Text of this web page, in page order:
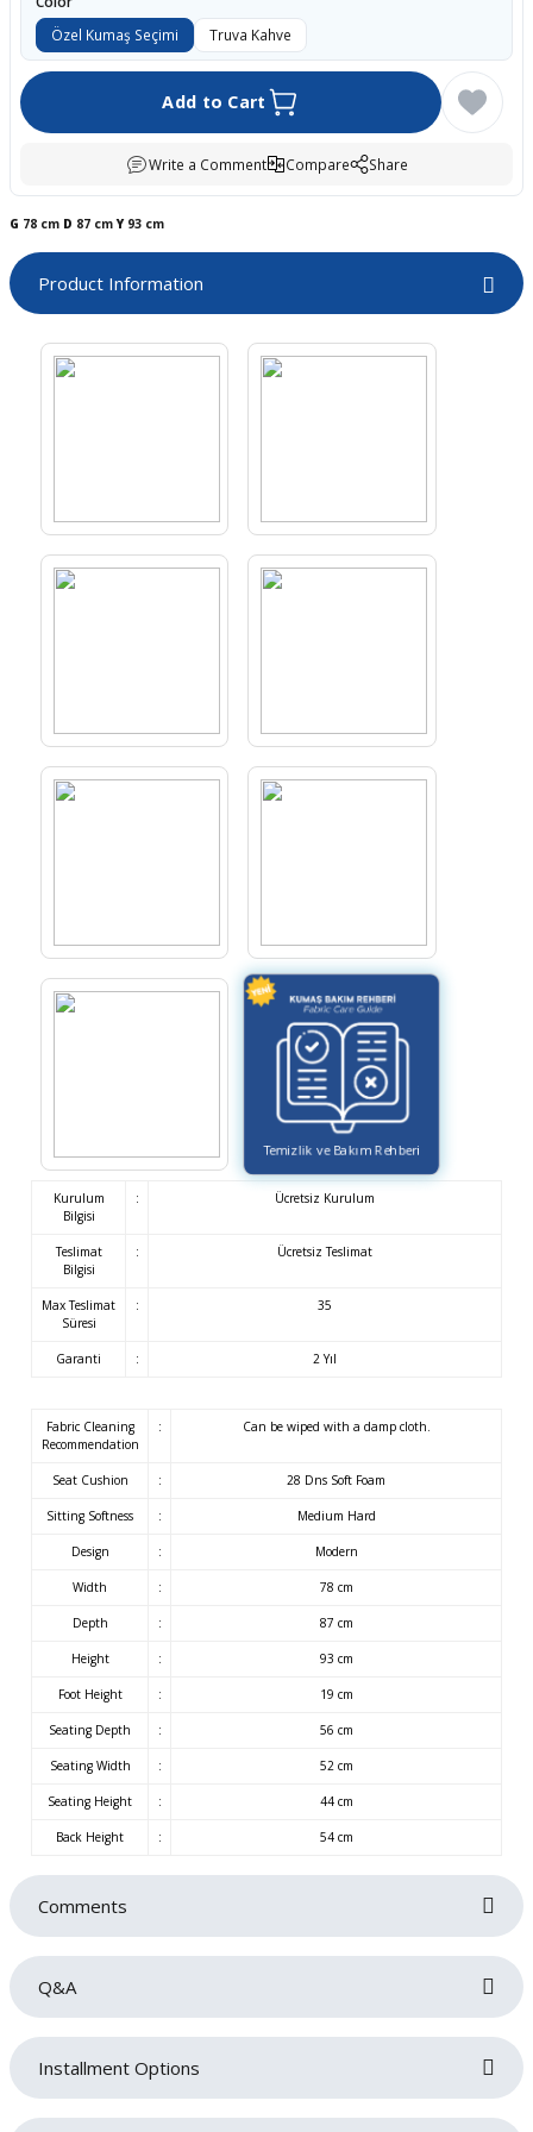
Özel Kumaş Seçimi
Truva Kahve
Add to Cart
Write a Comment Compare Share
G 78 cm D 87 cmY93 cm
Product Information
Temizlik ve Bakım Rehberi
Kurulum
Bilgisi
: Ücretsiz Kurulum
Teslimat
Bilgisi
: Ücretsiz Teslimat
Max Teslimat
Süresi
: 35
Garanti : 2 Yıl
Fabric Cleaning
Recommendation
: Can be wiped with a damp cloth.
Seat Cushion : 28 Dns Soft Foam
Sitting Softness : Medium Hard
Design : Modern
Width : 78 cm
Depth : 87 cm
Height : 93 cm
Foot Height : 19 cm
Seating Depth : 56 cm
Seating Width : 52 cm
Seating Height : 44 cm
Back Height : 54 cm
Comments
Q&A
No questions have been asked about this product yet.
Installment Options